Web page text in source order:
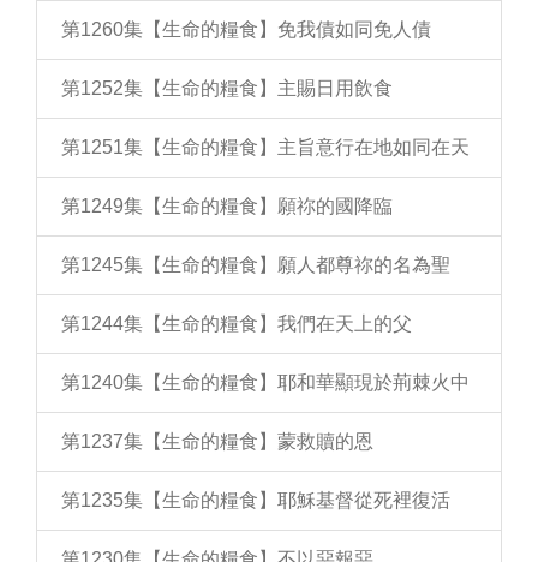
第1260集【生命的糧食】免我債如同免人債
第1252集【生命的糧食】主賜日用飲食
第1251集【生命的糧食】主旨意行在地如同在天
第1249集【生命的糧食】願祢的國降臨
第1245集【生命的糧食】願人都尊祢的名為聖
第1244集【生命的糧食】我們在天上的父
第1240集【生命的糧食】耶和華顯現於荊棘火中
第1237集【生命的糧食】蒙救贖的恩
第1235集【生命的糧食】耶穌基督從死裡復活